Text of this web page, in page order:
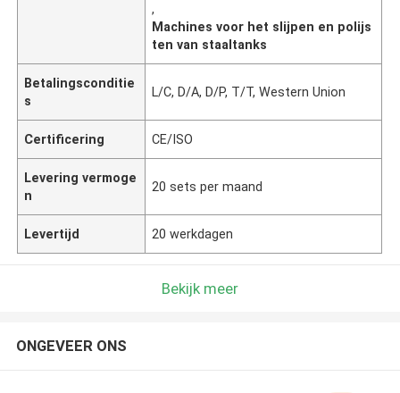
,
Machines voor het slijpen en polijs
ten van staaltanks
Betalingsconditie
s
L/C, D/A, D/P, T/T, Western Union
Certificering CE/ISO
Levering vermoge
n
20 sets per maand
Levertijd 20 werkdagen
Bekijk meer
ONGEVEER ONS